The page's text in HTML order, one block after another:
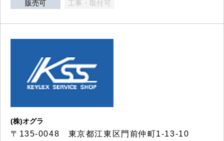
販売可 工事・取付可
(株)オグラ
〒135-0048 東京都江東区門前仲町1-13-10